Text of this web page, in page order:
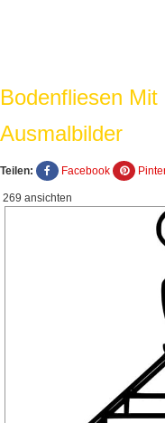
Bodenfliesen
Ausmalbilder
Teilen: Facebook
269 ansichten